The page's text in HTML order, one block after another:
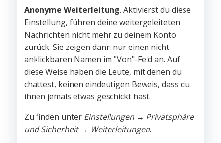
Anonyme Weiterleitung. Aktivierst du diese
Einstellung, führen deine weitergeleiteten
Nachrichten nicht mehr zu deinem Konto
zurück. Sie zeigen dann nur einen nicht
anklickbaren Namen im "Von"-Feld an. Auf
diese Weise haben die Leute, mit denen du
chattest, keinen eindeutigen Beweis, dass du
ihnen jemals etwas geschickt hast.
Zu finden unter Einstellungen → Privatsphäre
und Sicherheit → Weiterleitungen.